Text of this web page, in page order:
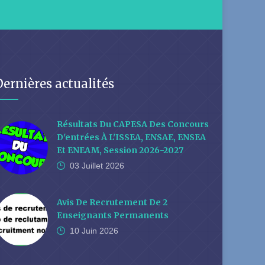
actualités
Résultats Du CAPESA Des Concours
D'entrées À L'ISSEA, ENSAE, ENSEA
Et ENEAM, Session 2026-2027
03 Juillet 2026
Avis De Recrutement De 2
Enseignants Permanents
10 Juin 2026